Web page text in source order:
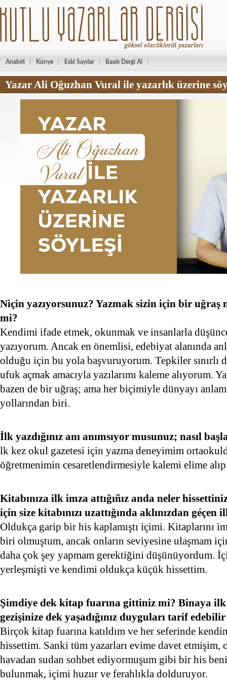
Anabét Künye Eski Sayılar Basılı Dergi Al
Yazar Ali Oğuzhan Vural ile yazarlık üzerine
Niçin yazıyorsunuz? Yazmak sizin için bir uğraş
mi?
Kendimi ifade etmek, okunmak ve insanlarla
yazıyorum. Ancak en önemlisi, edebiyat alanında
olduğu için bu yola başvuruyorum. Tepkiler sınırlı
ufuk açmak amacıyla yazılarımı kaleme alıyorum.
bazen de bir uğraş; ama her biçimiyle dünyayı
yollarından biri.
İlk yazdığınız anı anımsıyor musunuz; nasıl
lk kez okul gazetesi için yazma deneyimim
öğretmenimin cesaretlendirmesiyle kalemi elime alıp
Kitabınıza ilk imza attığıñız anda neler
için size kitabınızı uzattığında aklınızdan
Oldukça garip bir his kaplamıştı içimi. Kitaplarını
biri olmuştum, ancak onların seviyesine ulaşmam
daha çok şey yapmam gerektiğini düşünüyordum.
yerleşmişti ve kendimi oldukça küçük hissettim.
Şimdiye dek kitap fuarına gittiniz mi? Binaya
gezişinize dek yaşadığınız duyguları tarif
Birçok kitap fuarına katıldım ve her seferinde
hissettim. Sanki tüm yazarları evime davet etmişim,
havadan sudan sohbet ediyormuşum gibi bir his
bulunmak, içimi huzur ve ferahlıkla dolduruyor.